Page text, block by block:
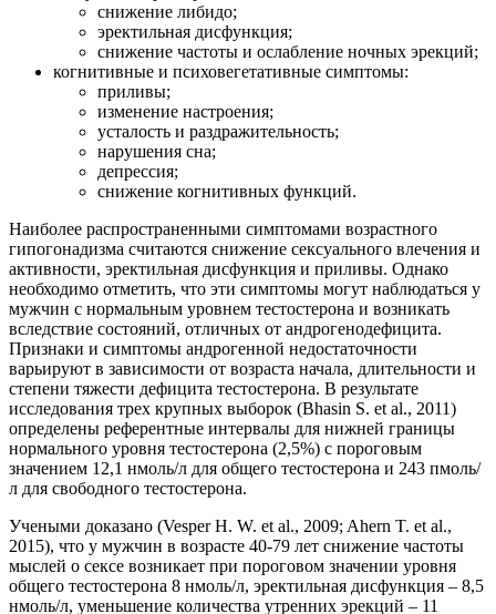
снижение либидо;
эректильная дисфункция;
снижение частоты и ослабление ночных эрекций;
когнитивные и психовегетативные симптомы:
приливы;
изменение настроения;
усталость и раздражительность;
нарушения сна;
депрессия;
снижение когнитивных функций.
Наиболее распространенными симптомами возрастного
гипогонадизма считаются снижение сексуального влечения и
активности, эректильная дисфункция и приливы. Однако
необходимо отметить, что эти симптомы могут наблюдаться у
мужчин с нормальным уровнем тестостерона и возникать
вследствие состояний, отличных от андрогенодефицита.
Признаки и симптомы андрогенной недостаточности
варьируют в зависимости от возраста начала, длительности и
степени тяжести дефицита тестостерона. В результате
исследования трех крупных выборок (Bhasin S. et al., 2011)
определены референтные интервалы для нижней границы
нормального уровня тестостерона (2,5%) с пороговым
значением 12,1 нмоль/л для общего тестостерона и 243 пмоль/
л для свободного тестостерона.
Учеными доказано (Vesper H. W. et al., 2009; Ahern T. et al.,
2015), что у мужчин в возрасте 40-79 лет снижение частоты
мыслей о сексе возникает при пороговом значении уровня
общего тестостерона 8 нмоль/л, эректильная дисфункция – 8,5
нмоль/л, уменьшение количества утренних эрекций – 11